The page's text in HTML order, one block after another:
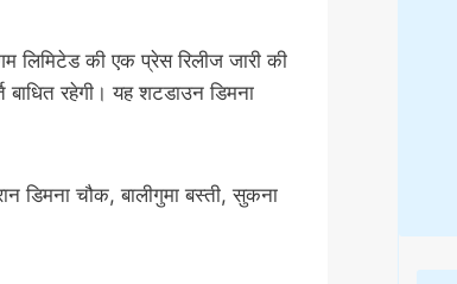
लिमिटेड की एक प्रेस रिलीज जारी की
रहेगी। यह शटडाउन डिमना
डिमना चौक, बालीगुमा बस्ती, सुकना